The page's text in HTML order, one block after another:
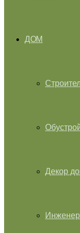
ДОМ
Декор